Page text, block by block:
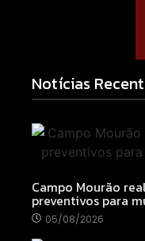
Notícias
Campo Mourão
preventivos para
05/08/2026